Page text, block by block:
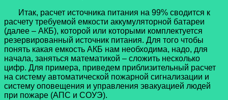
Итак, расчет источника питания на 99% сводится к
расчету требуемой емкости аккумуляторной батареи
(далее – АКБ), которой или которыми комплектуется
резервированный источник питания. Для того чтобы
понять какая емкость АКБ нам необходима, надо, для
начала, заняться математикой – сложить несколько
цифр. Для примера, приведем приблизительный расчет
на систему автоматической пожарной сигнализации и
систему оповещения и управления эвакуацией людей
при пожаре (АПС и СОУЭ).